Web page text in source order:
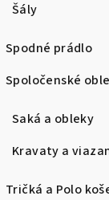
Šály
Spodné prádlo
Spoločenské
Saká a obleky
Kravaty a
Tričká a Polo